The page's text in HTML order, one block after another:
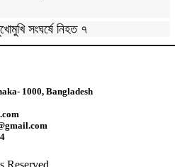
সংঘর্ষে নিহত ৭
৬
সীমিতের বিলে স্বাক্ষর করলেন
1000, Bangladesh